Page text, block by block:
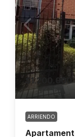
$1.200.000
ARRIENDO